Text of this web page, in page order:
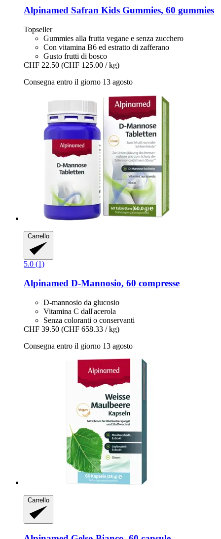
Alpinamed Safran Kids Gummies, 60 gummies
Topseller
Gummies alla frutta vegane e senza zucchero
Con vitamina B6 ed estratto di zafferano
Gusto frutti di bosco
CHF 22.50 (CHF 125.00 / kg)
Consegna entro il giorno 13 agosto
Carrello
5.0 (1)
Alpinamed D-​Mannosio, 60 compresse
D-mannosio da glucosio
Vitamina C dall'acerola
Senza coloranti o conservanti
CHF 39.50 (CHF 658.33 / kg)
Consegna entro il giorno 13 agosto
Carrello